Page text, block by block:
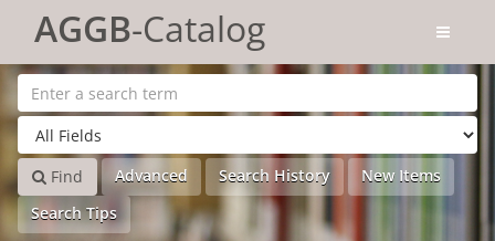
AGGB-Catalog
Find Advanced Search History
New Items
Search Tips